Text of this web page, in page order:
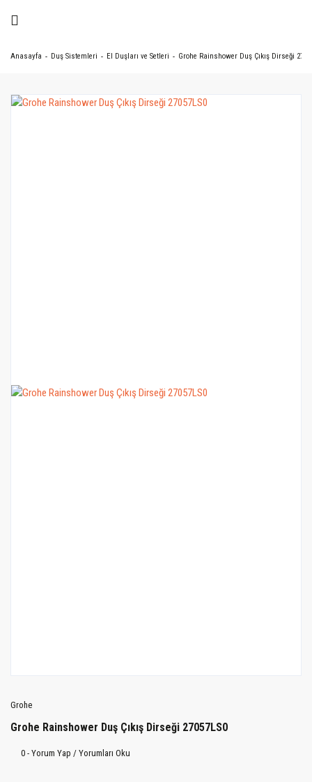
Anasayfa Duş Sistemleri El Duşları ve Setleri Grohe Rainshower Duş Çıkış Dirseği
Grohe
Grohe Rainshower Duş Çıkış Dirseği 27057LS0
0 - Yorum Yap / Yorumları Oku